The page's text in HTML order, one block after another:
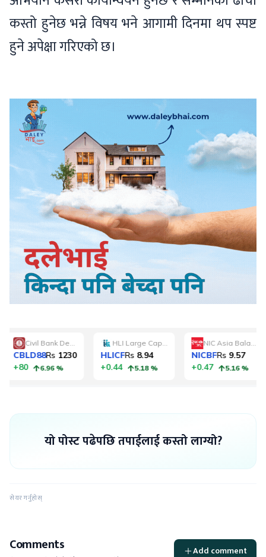
कस्तो हुनेछ भन्ने विषय भने आगामी दिनमा थप स्पष्ट
हुने अपेक्षा गरिएको छ।
यो पोस्ट पढेपछि तपाईलाई कस्तो लाग्यो?
सेयर गर्नुहोस्
Comments Add comment